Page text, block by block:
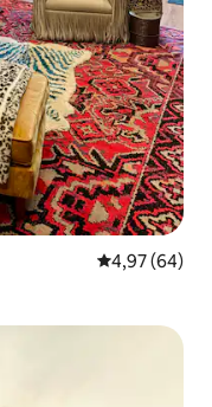
Prosečna
4,97 (64)